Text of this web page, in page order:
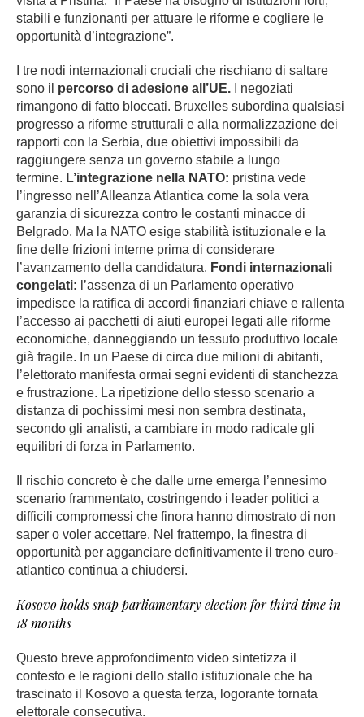
stabili e funzionanti per attuare le riforme e cogliere le
opportunità d’integrazione”.
I tre nodi internazionali cruciali che rischiano di saltare
sono il percorso di adesione all’UE. I negoziati
rimangono di fatto bloccati. Bruxelles subordina qualsiasi
progresso a riforme strutturali e alla normalizzazione dei
rapporti con la Serbia, due obiettivi impossibili da
raggiungere senza un governo stabile a lungo
termine. L’integrazione nella NATO: pristina vede
l’ingresso nell’Alleanza Atlantica come la sola vera
garanzia di sicurezza contro le costanti minacce di
Belgrado. Ma la NATO esige stabilità istituzionale e la
fine delle frizioni interne prima di considerare
l’avanzamento della candidatura. Fondi internazionali
congelati: l’assenza di un Parlamento operativo
impedisce la ratifica di accordi finanziari chiave e rallenta
l’accesso ai pacchetti di aiuti europei legati alle riforme
economiche, danneggiando un tessuto produttivo locale
già fragile. In un Paese di circa due milioni di abitanti,
l’elettorato manifesta ormai segni evidenti di stanchezza
e frustrazione. La ripetizione dello stesso scenario a
distanza di pochissimi mesi non sembra destinata,
secondo gli analisti, a cambiare in modo radicale gli
equilibri di forza in Parlamento.
Il rischio concreto è che dalle urne emerga l’ennesimo
scenario frammentato, costringendo i leader politici a
difficili compromessi che finora hanno dimostrato di non
saper o voler accettare. Nel frattempo, la finestra di
opportunità per agganciare definitivamente il treno euro-
atlantico continua a chiudersi.
Kosovo holds snap parliamentary election for third time in
18 months
Questo breve approfondimento video sintetizza il
contesto e le ragioni dello stallo istituzionale che ha
trascinato il Kosovo a questa terza, logorante tornata
elettorale consecutiva.